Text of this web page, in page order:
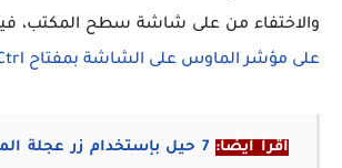
والاختفاء من على شاشة سطح المكتب،
على مؤشر الماوس على الشاشة بمفتاح Ctrl
اقرأ أيضًا: 7 حيل بإستخدام زر عجلة